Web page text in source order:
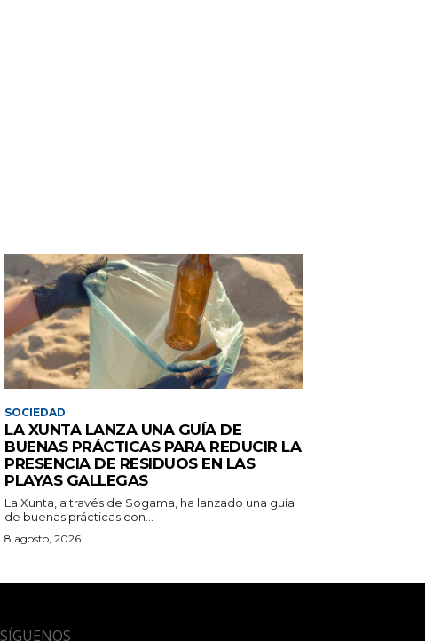
SOCIEDAD
LA XUNTA LANZA UNA GUÍA DE
BUENAS PRÁCTICAS PARA REDUCIR LA
PRESENCIA DE RESIDUOS EN LAS
PLAYAS GALLEGAS
La Xunta, a través de Sogama, ha lanzado una guía
de buenas prácticas con...
8 agosto, 2026
SÍGUENOS